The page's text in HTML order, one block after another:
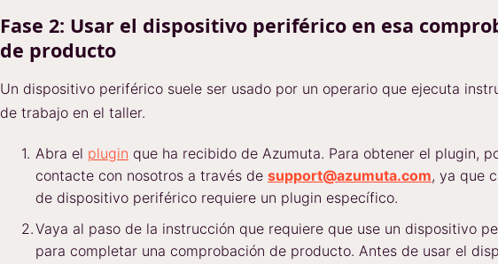
Fase 2: Usar el dispositivo periférico en esa
de producto
Un dispositivo periférico suele ser usado por un operario que ejecuta
de trabajo en el taller.
Abra el plugin que ha recibido de Azumuta. Para obtener el plugin,
contacte con nosotros a través de support@azumuta.com, ya que
de dispositivo periférico requiere un plugin específico.
Vaya al paso de la instrucción que requiere que use un dispositivo
para completar una comprobación de producto. Antes de usar el